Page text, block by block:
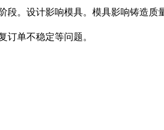
。设计影响模具。模具影响铸造质
单不稳定等问题。